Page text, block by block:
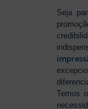
Seja
Temos o